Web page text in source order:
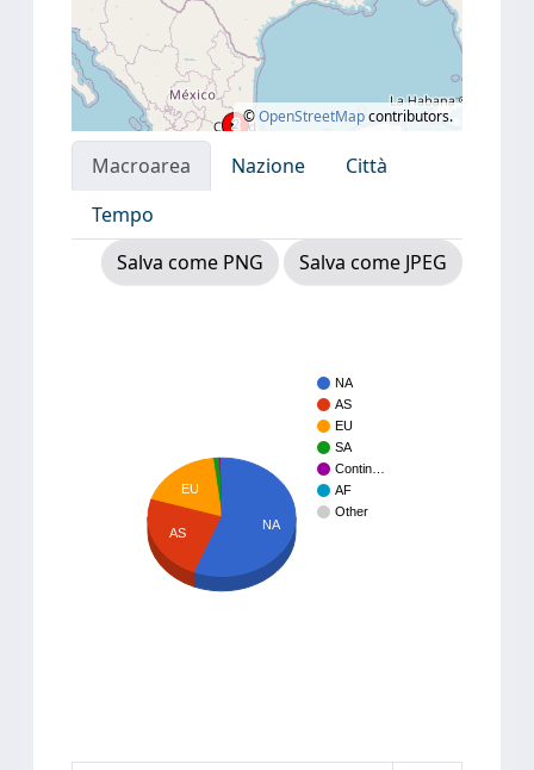
©OpenStreetMapcontributors.
Macroarea Nazione
Città
Tempo
Salva come PNG
Salva come JPEG
NA
AS
EU
SA
Contin…
AF
Other
EU
AS
NA